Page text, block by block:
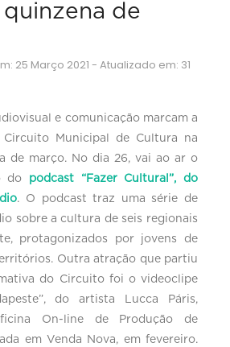
de
25 Março 2021 - Atualizado em: 31
e comunicação marcam a
Circuito Municipal de Cultura na
de março. No dia 26, vai ao ar o
do podcast “Fazer Cultural”, do
. O podcast traz uma série de
sobre a cultura de seis regionais
protagonizados por jovens de
Outra atração que partiu
do Circuito foi o videoclipe
do artista Lucca Páris,
On-line de Produção de
em Venda Nova, em fevereiro.